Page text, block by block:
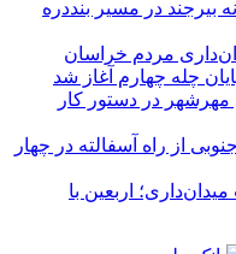
بیرجند در مسیر بنددره
مردم خراسان
چله چهارم آغاز شد
در دستور کار
جنوبی از راه آسفالته در چهار
۱۵۷مین شب میدان‌داری؛ اربعین با